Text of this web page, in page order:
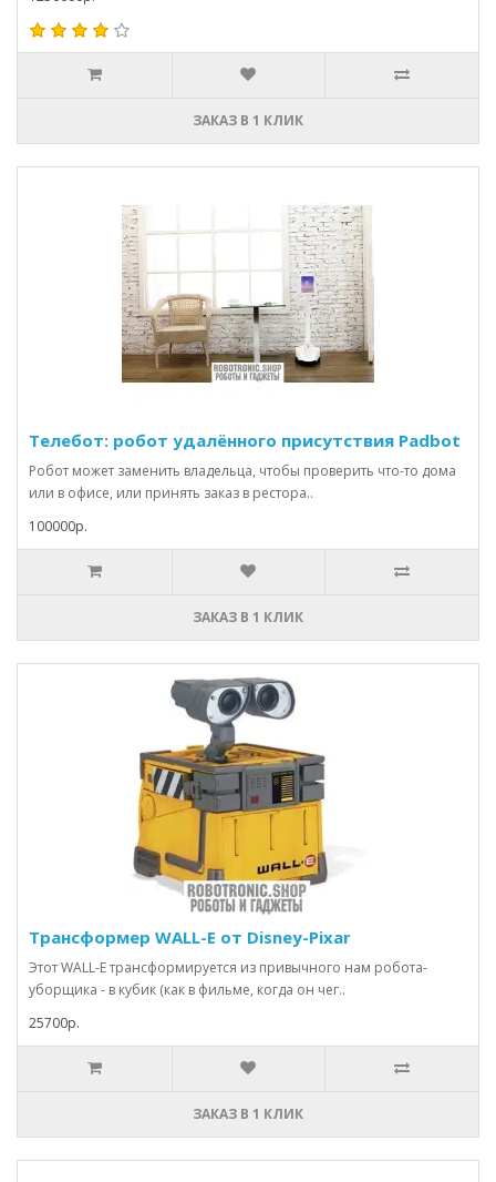
ЗАКАЗ В 1 КЛИК
Телебот: робот удалённого присутствия Padbot
Робот может заменить владельца, чтобы проверить что-то дома
или в офисе, или принять заказ в рестора..
100000р.
ЗАКАЗ В 1 КЛИК
Трансформер WALL-E от Disney-Pixar
Этот WALL-E трансформируется из привычного нам робота-
уборщика - в кубик (как в фильме, когда он чег..
25700р.
ЗАКАЗ В 1 КЛИК